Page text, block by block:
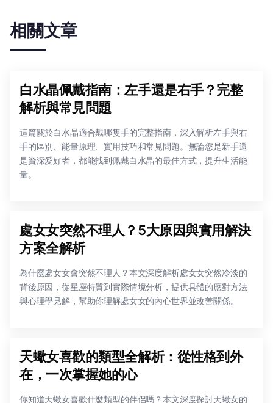
相關文章
白水晶佩戴指南：左手還是右手？完整
解析與常見問題
這篇關於白水晶適合戴哪隻手的完整指南，深入解析左手與右
手的區別、能量原理、實用技巧和常見問題。無論您是新手還
是資深愛好者，都能找到佩戴白水晶的最佳方式，提升生活能
量。
處女女突然不理人？5大原因與實用解決
方案全解析
為什麼處女女會突然不理人？本文深度解析處女女突然冷淡的
背後原因，從星座特質到實際情境分析，提供具體的應對方法
與心理學見解，幫助你理解處女女的內心世界並改善關係。
天蠍女喜歡的類型全解析：從性格到外
在，一次掌握她的心
你知道天蠍女喜歡什麼類型的伴侶嗎？本文深度探討天蠍女的